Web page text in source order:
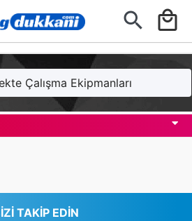
search local_mall
Çalışma Ekipmanları
TAKIP EDIN